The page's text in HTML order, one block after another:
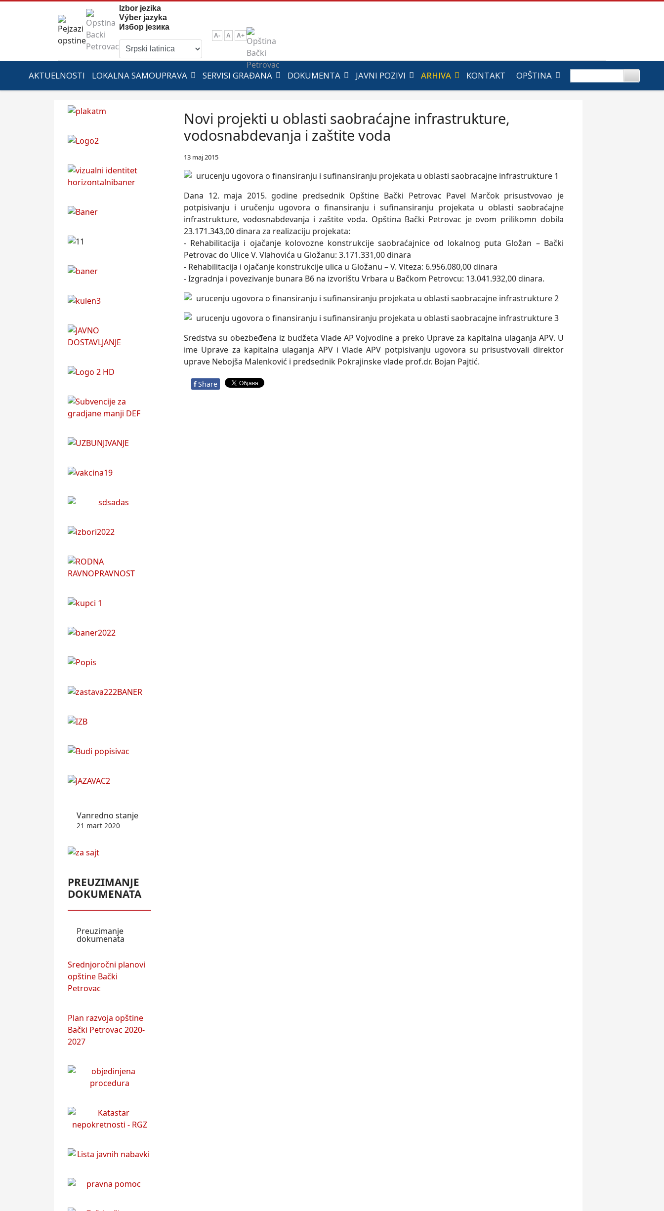
Izbor jezika
Výber jazyka
Избор језика
A- A A+
AKTUELNOSTI LOKALNA SAMOUPRAVA SERVISI GRAĐANA DOKUMENTA JAVNI POZIVI ARHIVA KONTAKT OPŠTINA
Vanredno stanje
21 mart 2020
PREUZIMANJE
DOKUMENATA
Preuzimanje
dokumenata
Srednjoročni planovi
opštine Bački
Petrovac
Plan razvoja opštine
Bački Petrovac 2020-
2027
Novi projekti u oblasti saobraćajne infrastrukture,
vodosnabdevanja i zaštite voda
13 maj 2015
Dana 12. maja 2015. godine predsednik Opštine Bački Petrovac Pavel Marčok prisustvovao je
potpisivanju i uručenju ugovora o finansiranju i sufinansiranju projekata u oblasti saobraćajne
infrastrukture, vodosnabdevanja i zaštite voda. Opština Bački Petrovac je ovom prilikomn dobila
23.171.343,00 dinara za realizaciju projekata:
- Rehabilitacija i ojačanje kolovozne konstrukcije saobraćajnice od lokalnog puta Gložan – Bački
Petrovac do Ulice V. Vlahovića u Gložanu: 3.171.331,00 dinara
- Rehabilitacija i ojačanje konstrukcije ulica u Gložanu – V. Viteza: 6.956.080,00 dinara
- Izgradnja i povezivanje bunara B6 na izvorištu Vrbara u Bačkom Petrovcu: 13.041.932,00 dinara.
Sredstva su obezbeđena iz budžeta Vlade AP Vojvodine a preko Uprave za kapitalna ulaganja APV. U
ime Uprave za kapitalna ulaganja APV i Vlade APV potpisivanju ugovora su prisustvovali direktor
uprave Nebojša Malenković i predsednik Pokrajinske vlade prof.dr. Bojan Pajtić.
f Share